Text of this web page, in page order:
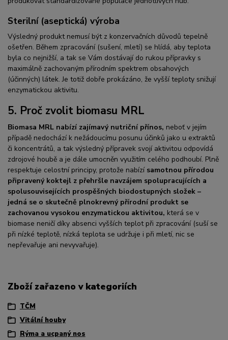
Sterilní (aseptická) výroba
Výsledný produkt nemusí být z konzervačních důvodů tepelně
ošetřen. Během zpracování (sušení, mletí) se hlídá, aby teplota
byla co nejnižší, a tak se Vám dostávají do rukou přípravky s
maximálně zachovaným přírodním spektrem obsahových
(účinných) látek. Je totiž dobře prokázáno, že vyšší teploty snižují
enzymatickou aktivitu.
5. Proč zvolit biomasu MRL
Biomasa MRL nabízí zajímavý nutriční přínos, neboť v jejím
případě nedochází k nežádoucímu posunu účinků jako u extraktů
či koncentrátů, a tak výsledný přípravek svojí aktivitou odpovídá
zdrojové houbě a je dále umocněn využitím celého podhoubí. Plně
respektuje celostní principy, protože nabízí samotnou přírodou
připravený koktejl z přehršle navzájem spolupracujících a
spolusouvisejících prospěšných biodostupných složek –
jedná se o skutečně plnokrevný přírodní produkt se
zachovanou vysokou enzymatickou aktivitou, která se v
biomase neničí díky absenci vyšších teplot při zpracování (suší se
při nízké teplotě, nízká teplota se udržuje i při mletí, nic se
nepřevařuje ani nevyvařuje).
Zboží zařazeno v kategoriích
TČM
Vitální houby
Rýma a ucpaný nos